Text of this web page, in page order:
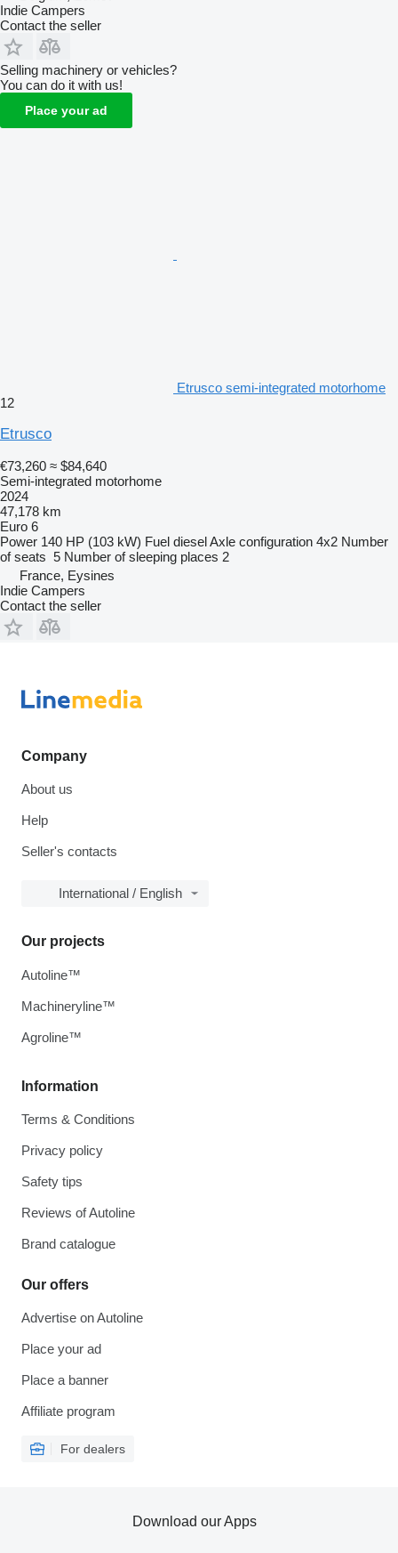
Indie Campers
Contact the seller
Selling machinery or vehicles?
You can do it with us!
Place your ad
Etrusco semi-integrated motorhome
12
Etrusco
€73,260 ≈ $84,640
Semi-integrated motorhome
2024
47,178 km
Euro 6
Power 140 HP (103 kW) Fuel dieselAxle configuration 4x2 Number
of seats 5 Number of sleeping places 2
France, Eysines
Indie Campers
Contact the seller
Company
About us
Help
Seller's contacts
International / English
Information
Terms & Conditions
Privacy policy
Safety tips
Reviews of Autoline
Brand catalogue
Our offers
Advertise on Autoline
Place your ad
Place a banner
Affiliate program
For dealers
Our projects
Autoline™
Machineryline™
Agroline™
Download our Apps